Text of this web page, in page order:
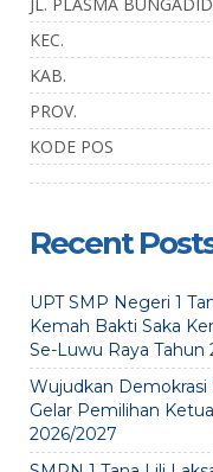
KEC.
KAB.
PROV.
KODE POS
Recent
UPT SMP Negeri 1
Kemah Bakti Saka
Se-Luwu Raya Tahun
Wujudkan Demokrasi
Gelar Pemilihan
2026/2027